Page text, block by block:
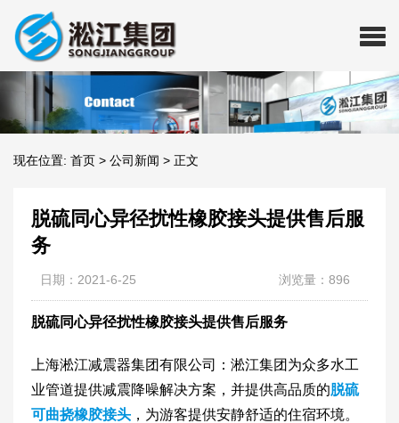
现在位置: 首页 > 公司新闻 > 正文
脱硫同心异径扰性橡胶接头提供售后服
务
日期：2021-6-25 浏览量：896
脱硫同心异径扰性橡胶接头提供售后服务
上海淞江减震器集团有限公司：淞江集团为众多水工
业管道提供减震降噪解决方案，并提供高品质的脱硫
可曲挠橡胶接头 ，为游客提供安静舒适的住宿环境。